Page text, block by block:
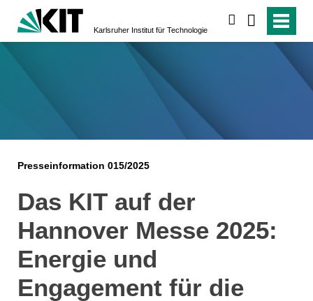
Karlsruher Institut für Technologie
Presseinformation 015/2025
Das KIT auf der
Hannover Messe 2025:
Energie und
Engagement für die